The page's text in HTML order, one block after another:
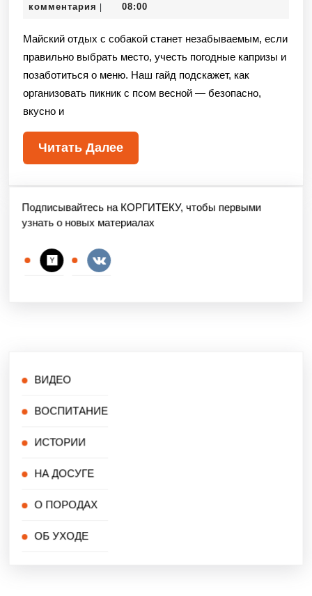
комментария | 08:00
Майский отдых с собакой станет незабываемым, если
правильно выбрать место, учесть погодные капризы и
позаботиться о меню. Наш гайд подскажет, как
организовать пикник с псом весной — безопасно,
вкусно и
Читать Далее
Подписывайтесь на КОРГИТЕКУ, чтобы первыми
узнать о новых материалах
ВИДЕО
ВОСПИТАНИЕ
ИСТОРИИ
НА ДОСУГЕ
О ПОРОДАХ
ОБ УХОДЕ